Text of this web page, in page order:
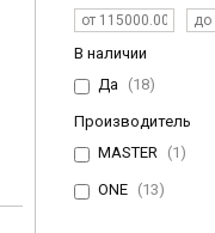
В наличии
Да
18
Производитель
MASTER
1
ONE 13